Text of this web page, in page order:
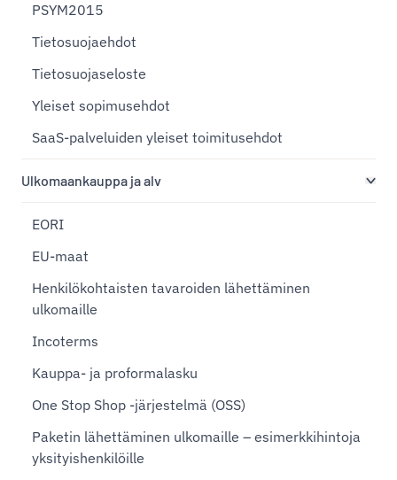
PSYM2015
Tietosuojaehdot
Tietosuojaseloste
Yleiset sopimusehdot
SaaS-palveluiden yleiset toimitusehdot
Ulkomaankauppa ja alv
EORI
EU-maat
Henkilökohtaisten tavaroiden lähettäminen
ulkomaille
Incoterms
Kauppa- ja proformalasku
One Stop Shop -järjestelmä (OSS)
Paketin lähettäminen ulkomaille – esimerkkihintoja
yksityishenkilöille